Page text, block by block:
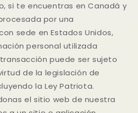
si te encuentras en Canadá y
por una
sede en Estados Unidos,
personal utilizada
puede ser sujeto
de la legislación de
la Ley Patriota.
el sitio web de nuestra